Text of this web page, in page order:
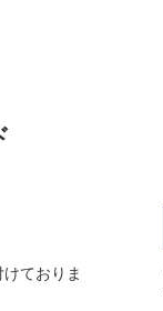
ておりま